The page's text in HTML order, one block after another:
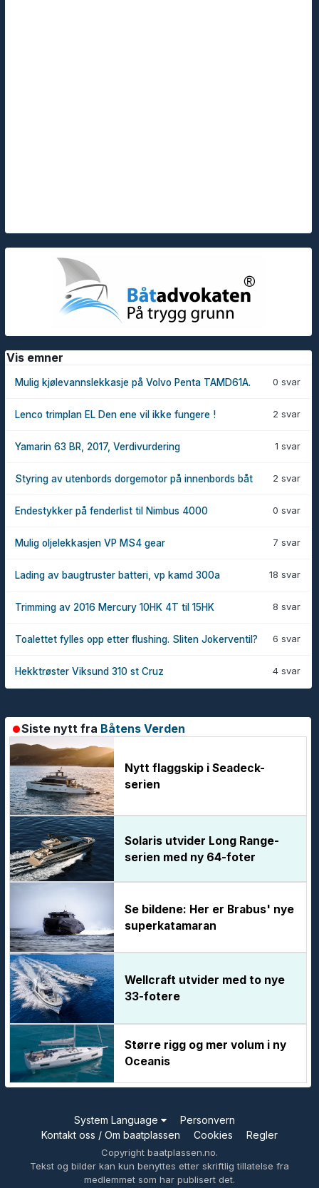
Vis emner
0 svar
Mulig kjølevannslekkasje på Volvo Penta TAMD61A.
2 svar
Lenco trimplan EL Den ene vil ikke fungere !
1 svar
Yamarin 63 BR, 2017, Verdivurdering
2 svar
Styring av utenbords dorgemotor på innenbords båt
0 svar
Endestykker på fenderlist til Nimbus 4000
7 svar
Mulig oljelekkasjen VP MS4 gear
18 svar
Lading av baugtruster batteri, vp kamd 300a
8 svar
Trimming av 2016 Mercury 10HK 4T til 15HK
6 svar
Toalettet fylles opp etter flushing. Sliten Jokerventil?
4 svar
Hekktrøster Viksund 310 st Cruz
Siste nytt fra Båtens Verden
Nytt flaggskip i Seadeck-
serien
Solaris utvider Long Range-
serien med ny 64-foter
Se bildene: Her er Brabus' nye
superkatamaran
Wellcraft utvider med to nye
33-fotere
Større rigg og mer volum i ny
Oceanis
System Language
Personvern
Kontakt oss / Om baatplassen
Cookies Regler
Copyright baatplassen.no.
Tekst og bilder kan kun benyttes etter skriftlig tillatelse fra
medlemmet som har publisert det.